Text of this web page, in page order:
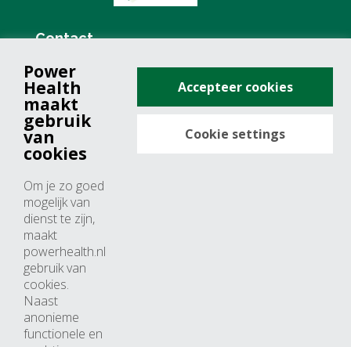
Contact
+31 (0)76 571 19 68
info@powerhealth.nl
Adresse
4817 ZH breda
Nederland
Horaires d’ouvertures
Du lundi au jeudi: 09:00 – 17:00
Vendredi: 09:00 – 15:00
Power
Health
maakt
gebruik
van
cookies
Om je zo goed
mogelijk van
dienst te zijn,
maakt
powerhealth.nl
gebruik van
cookies.
Naast
anonieme
functionele en
Accepteer cookies
Cookie settings